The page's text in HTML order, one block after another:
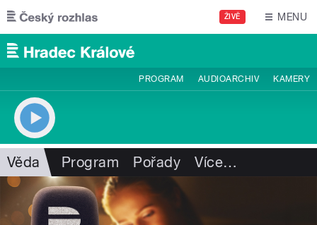
Přejít k hlavnímu obsahu
ŽIVĚ MENU
PROGRAM AUDIOARCHIV KAMERY
Věda Program Pořady Více…